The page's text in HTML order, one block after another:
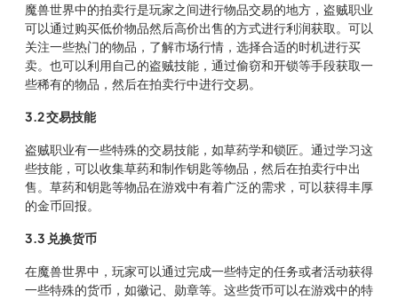
魔兽世界中的拍卖行是玩家之间进行物品交易的地方，盗贼职业
可以通过购买低价物品然后高价出售的方式进行利润获取。可以
关注一些热门的物品，了解市场行情，选择合适的时机进行买
卖。也可以利用自己的盗贼技能，通过偷窃和开锁等手段获取一
些稀有的物品，然后在拍卖行中进行交易。
3.2 交易技能
盗贼职业有一些特殊的交易技能，如草药学和锁匠。通过学习这
些技能，可以收集草药和制作钥匙等物品，然后在拍卖行中出
售。草药和钥匙等物品在游戏中有着广泛的需求，可以获得丰厚
的金币回报。
3.3 兑换货币
在魔兽世界中，玩家可以通过完成一些特定的任务或者活动获得
一些特殊的货币，如徽记、勋章等。这些货币可以在游戏中的特